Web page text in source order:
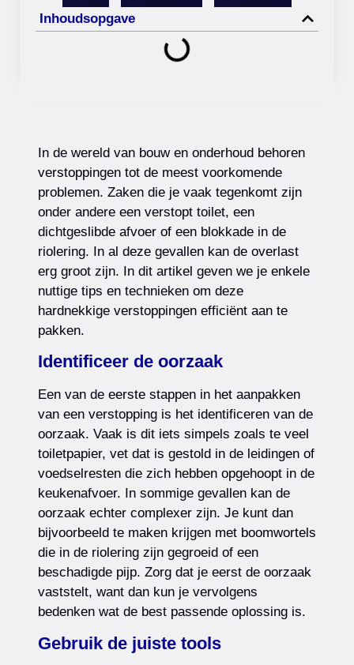
Inhoudsopgave
In de wereld van bouw en onderhoud behoren
verstoppingen tot de meest voorkomende
problemen. Zaken die je vaak tegenkomt zijn
onder andere een verstopt toilet, een
dichtgeslibde afvoer of een blokkade in de
riolering. In al deze gevallen kan de overlast
erg groot zijn. In dit artikel geven we je enkele
nuttige tips en technieken om deze
hardnekkige verstoppingen efficiënt aan te
pakken.
Identificeer de oorzaak
Een van de eerste stappen in het aanpakken
van een verstopping is het identificeren van de
oorzaak. Vaak is dit iets simpels zoals te veel
toiletpapier, vet dat is gestold in de leidingen of
voedselresten die zich hebben opgehoopt in de
keukenafvoer. In sommige gevallen kan de
oorzaak echter complexer zijn. Je kunt dan
bijvoorbeeld te maken krijgen met boomwortels
die in de riolering zijn gegroeid of een
beschadigde pijp. Zorg dat je eerst de oorzaak
vaststelt, want dan kun je vervolgens
bedenken wat de best passende oplossing is.
Gebruik de juiste tools